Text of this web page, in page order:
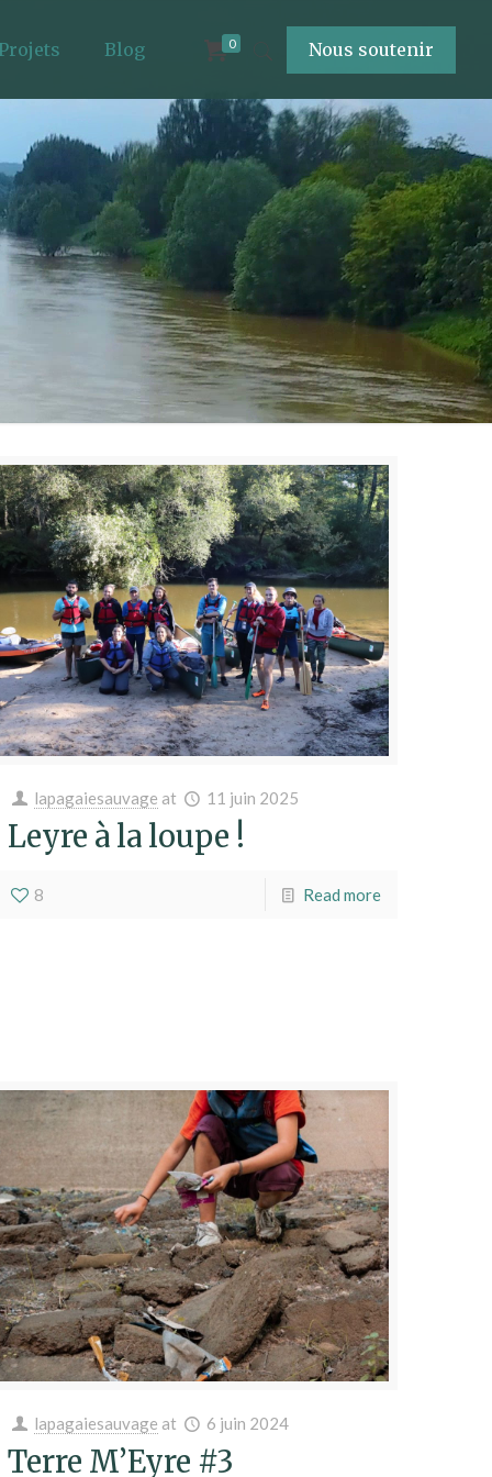
Projets Blog 0 Nous soutenir
lapagaiesauvage at 11 juin 2025
Leyre à la loupe !
8 Read more
lapagaiesauvage at 6 juin 2024
Terre M’Eyre #3